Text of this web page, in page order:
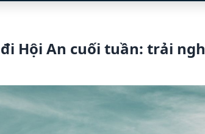
Hội An cuối tuần: trải